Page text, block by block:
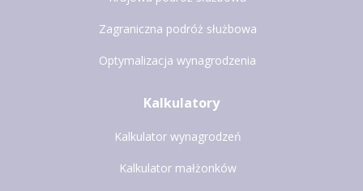
Zagraniczna podróż służbowa
Optymalizacja wynagrodzenia
Kalkulatory
Kalkulator wynagrodzeń
Kalkulator małżonków